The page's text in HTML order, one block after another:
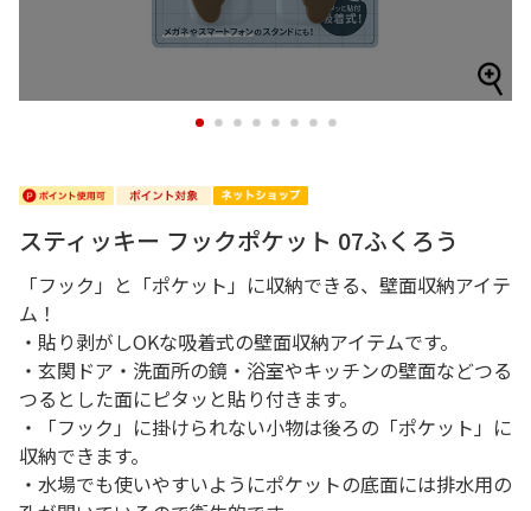
1 2 3 4 5 6 7 8
スティッキー フックポケット 07ふくろう
「フック」と「ポケット」に収納できる、壁面収納アイテ
ム！
・貼り剥がしOKな吸着式の壁面収納アイテムです。
・玄関ドア・洗面所の鏡・浴室やキッチンの壁面などつる
つるとした面にピタッと貼り付きます。
・「フック」に掛けられない小物は後ろの「ポケット」に
収納できます。
・水場でも使いやすいようにポケットの底面には排水用の